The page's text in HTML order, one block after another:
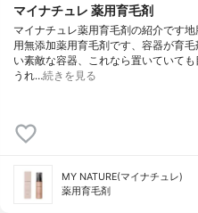
マイナチュレ 薬用育毛剤
マイナチュレ薬用育毛剤の紹介です
用無添加薬用育毛剤です、容器が育
い素敵な容器、これなら置いていて
うれ…続きを見る
MY NATURE(マイナチュレ)
薬用育毛剤